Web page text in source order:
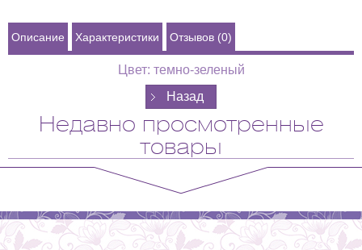
Описание Характеристики Отзывов (0)
Цвет: темно-зеленый
Недавно просмотренные
товары